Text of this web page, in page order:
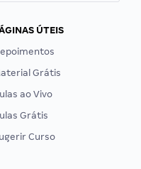
ÚTEIS
Grátis
ao Vivo
Grátis
Curso